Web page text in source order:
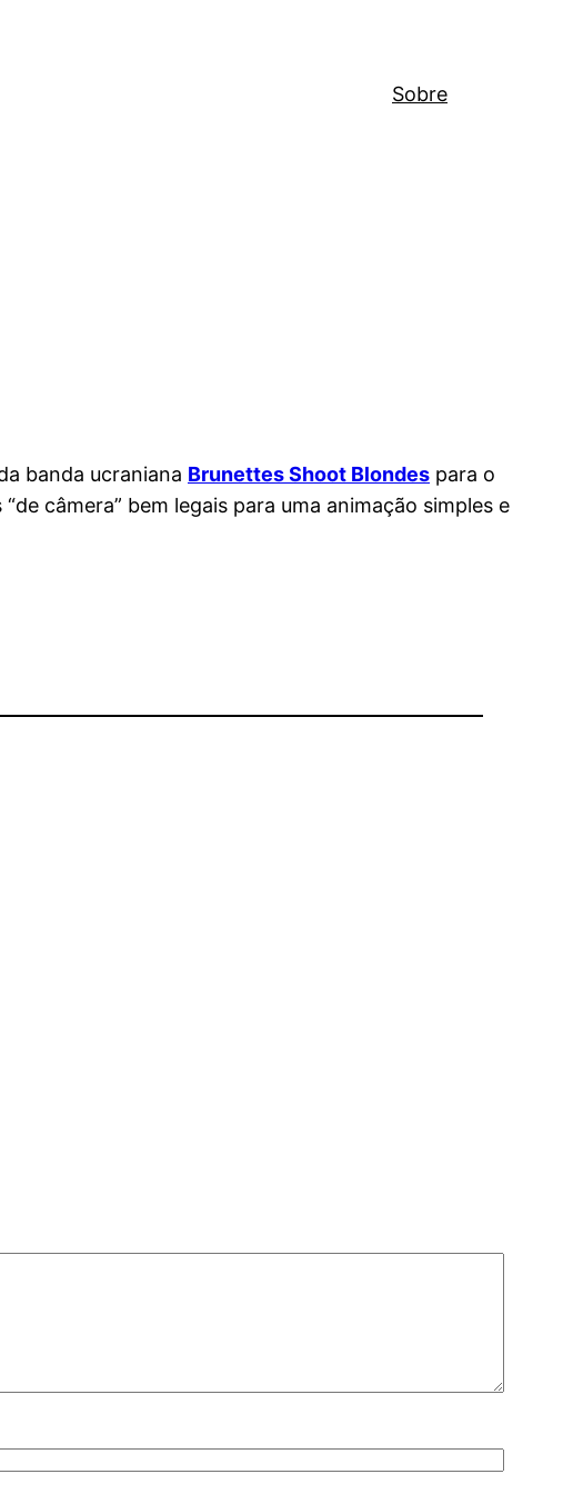
Sobre
banda ucraniana Brunettes Shoot Blondes para o
câmera” bem legais para uma animação simples e